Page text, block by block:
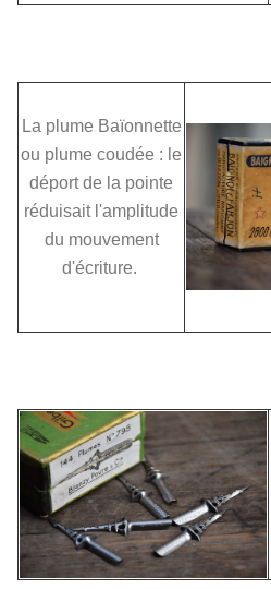
La plume Baïonnette
ou plume coudée : le
déport de la pointe
réduisait l'amplitude
du mouvement
d'écriture.